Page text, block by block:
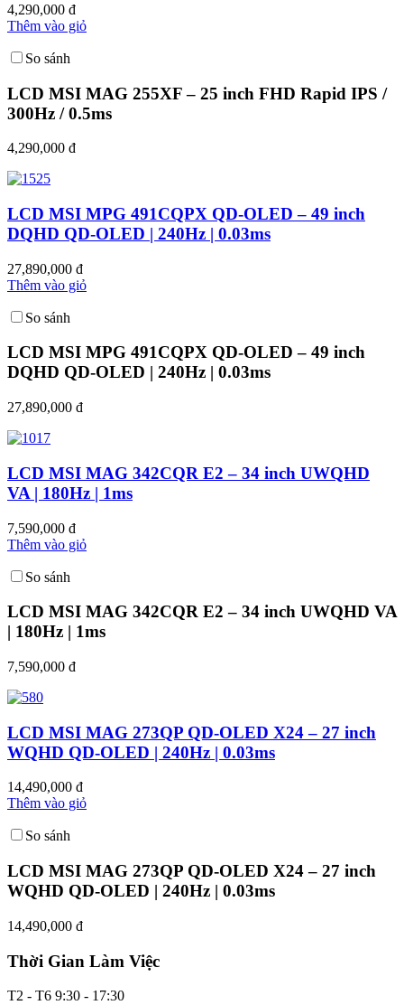
4,290,000 đ
Thêm vào giỏ
So sánh
LCD MSI MAG 255XF – 25 inch FHD Rapid IPS /
300Hz / 0.5ms
4,290,000 đ
LCD MSI MPG 491CQPX QD-OLED – 49 inch
DQHD QD-OLED | 240Hz | 0.03ms
27,890,000 đ
Thêm vào giỏ
So sánh
LCD MSI MPG 491CQPX QD-OLED – 49 inch
DQHD QD-OLED | 240Hz | 0.03ms
27,890,000 đ
LCD MSI MAG 342CQR E2 – 34 inch UWQHD
VA | 180Hz | 1ms
7,590,000 đ
Thêm vào giỏ
So sánh
LCD MSI MAG 342CQR E2 – 34 inch UWQHD VA
| 180Hz | 1ms
7,590,000 đ
LCD MSI MAG 273QP QD-OLED X24 – 27 inch
WQHD QD-OLED | 240Hz | 0.03ms
14,490,000 đ
Thêm vào giỏ
So sánh
LCD MSI MAG 273QP QD-OLED X24 – 27 inch
WQHD QD-OLED | 240Hz | 0.03ms
14,490,000 đ
Thời Gian Làm Việc
T2 - T6 9:30 - 17:30